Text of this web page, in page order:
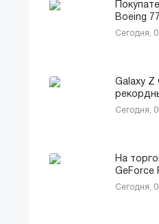
Boeing
Сегодня,
Galaxy Z
Сегодня,
На
GeForce
Сегодня,